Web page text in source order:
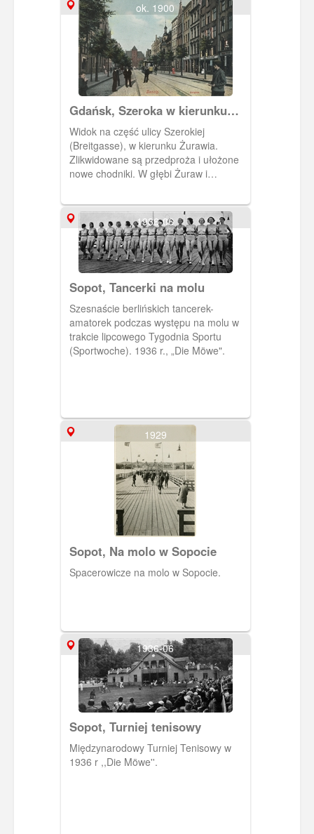
ok. 1900
Gdańsk, Szeroka w kierunku
Żurawia
Widok na część ulicy Szerokiej
(Breitgasse), w kierunku Żurawia.
Zlikwidowane są przedproża i ułożone
nowe chodniki. W głębi Żuraw i
1936-06
Sopot, Tancerki na molu
Szesnaście berlińskich tancerek-
amatorek podczas występu na molu w
trakcie lipcowego Tygodnia Sportu
(Sportwoche). 1936 r., „Die Möwe".
1929
Sopot, Na molo w Sopocie
Spacerowicze na molo w Sopocie.
1936-06
Sopot, Turniej tenisowy
Międzynarodowy Turniej Tenisowy w
1936 r ,,Die Möwe''.